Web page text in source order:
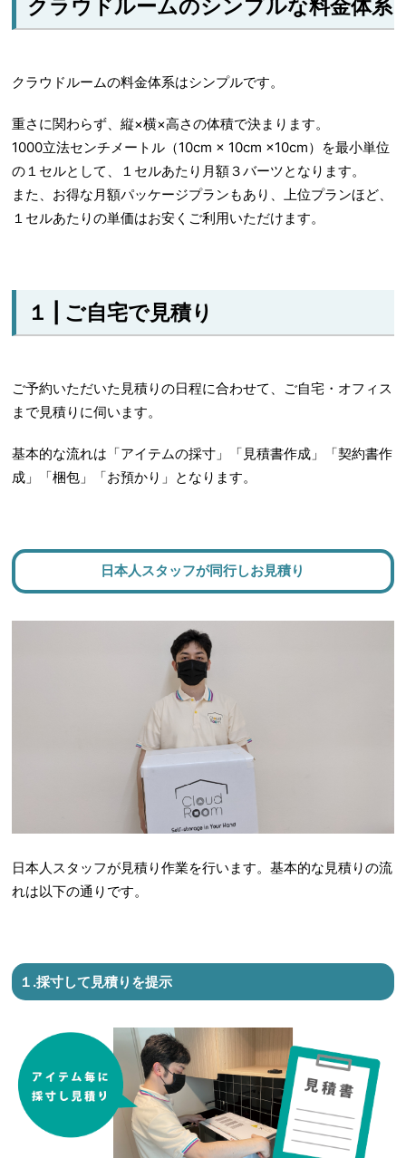
クラウドルームのシンプルな料金体系
クラウドルームの料金体系はシンプルです。
重さに関わらず、縦×横×高さの体積で決まります。
1000立法センチメートル（10cm × 10cm ×10cm）を最小単位
の１セルとして、１セルあたり月額３バーツとなります。
また、お得な月額パッケージプランもあり、上位プランほど、
１セルあたりの単価はお安くご利用いただけます。
１ | ご自宅で見積り
ご予約いただいた見積りの日程に合わせて、ご自宅・オフィス
まで見積りに伺います。
基本的な流れは「アイテムの採寸」「見積書作成」「契約書作
成」「梱包」「お預かり」となります。
日本人スタッフが同行しお見積り
日本人スタッフが見積り作業を行います。基本的な見積りの流
れは以下の通りです。
１.採寸して見積りを提示